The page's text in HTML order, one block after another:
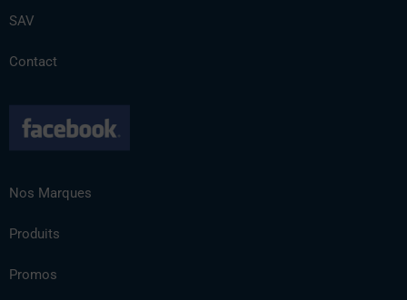
SAV
Contact
Nos Marques
Produits
Promos